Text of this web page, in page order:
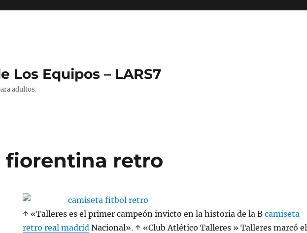
Los Equipos – LARS7
adultos.
fiorentina retro
↑ «Talleres es el primer campeón invicto en la historia de la Bcamiseta
retro real madrid Nacional». ↑ «Club Atlético Talleres » Talleres marcó el